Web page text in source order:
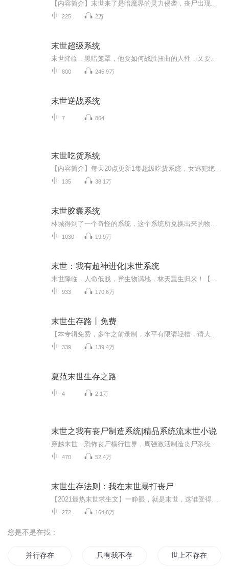
225 2万
末世超级系统
800 245.9万
末世逆战系统
7 864
末世吃货系统
135 38.1万
末世胶囊系统
1030 19.9万
末世：我有超神进化|末世系统
933 170.6万
末世生存路丨免费
339 139.4万
夏范末世生存之路
4 2.1万
末世之我有丧尸制造系统|精品系统流末世小说
470 52.4万
末世生存法则：我在末世暴打丧尸
272 164.8万
您是不是在找：
并行存在 只有我不存在的时间 世上不存在的爱情